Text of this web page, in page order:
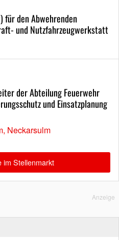
den Abwehrenden
und Nutzfahrzeugwerkstatt
der Abteilung Feuerwehr
und Einsatzplanung
Neckarsulm
im Stellenmarkt
Anzeige